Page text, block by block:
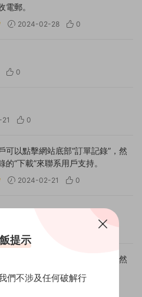
電郵。
2024-02-28 0
0
0
可以點擊網站底部“訂單記錄”，然
的“下載”來聯系用戶支持。
2024-02-21 0
可以點擊網站底部“訂單記錄”，然
的“下載”來聯系用戶支持。
提示
們不涉及任何破解行